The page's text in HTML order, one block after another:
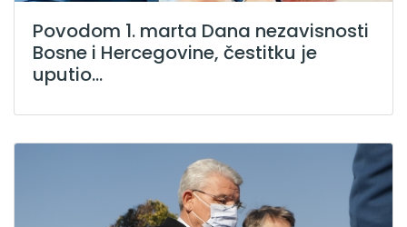
Povodom 1. marta Dana nezavisnosti
Bosne i Hercegovine, čestitku je
uputio...